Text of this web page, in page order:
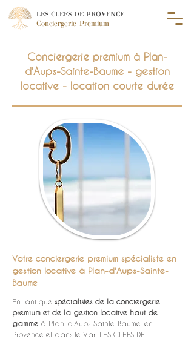
LES CLEFS DE PROVENCE
Conciergerie Premium
Conciergerie premium à Plan-
d'Aups-Sainte-Baume - gestion
locative - location courte durée
Votre conciergerie premium spécialiste en
gestion locative à Plan-d'Aups-Sainte-
Baume
En tant que spécialistes de la conciergerie
premium et de la gestion locative haut de
gamme à Plan-d'Aups-Sainte-Baume, en
Provence et dans le Var, LES CLEFS DE